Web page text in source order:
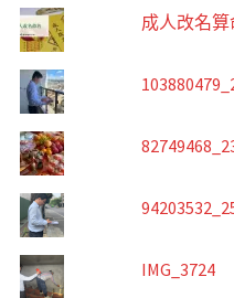
成人改名算
IMG_3724